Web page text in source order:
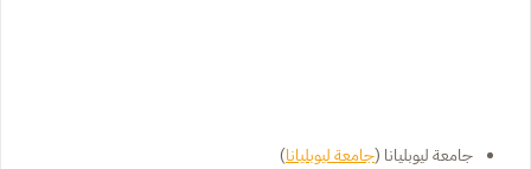
جامعة ليوبليانا (جامعة ليوبليانا)